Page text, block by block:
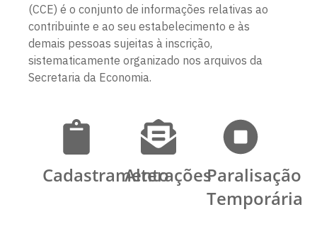
(CCE) é o conjunto de informações relativas ao
contribuinte e ao seu estabelecimento e às
demais pessoas sujeitas à inscrição,
sistematicamente organizado nos arquivos da
Secretaria da Economia.
CadastramentoAlteraçõesParalisação
Temporária